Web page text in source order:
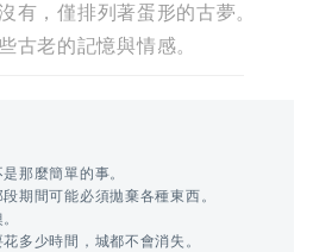
有，僅排列著蛋形的古夢。
古老的記憶與情感。
那麼簡單的事。
期間可能必須拋棄各種東西。
多少時間，城都不會消失。